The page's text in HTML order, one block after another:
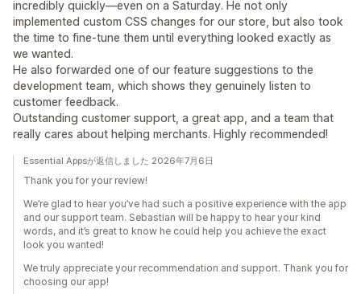
incredibly quickly—even on a Saturday. He not only
implemented custom CSS changes for our store, but also took
the time to fine-tune them until everything looked exactly as
we wanted.
He also forwarded one of our feature suggestions to the
development team, which shows they genuinely listen to
customer feedback.
Outstanding customer support, a great app, and a team that
really cares about helping merchants. Highly recommended!
Essential Appsが返信しました 2026年7月6日
Thank you for your review!
We’re glad to hear you’ve had such a positive experience with the app
and our support team. Sebastian will be happy to hear your kind
words, and it’s great to know he could help you achieve the exact
look you wanted!
We truly appreciate your recommendation and support. Thank you for
choosing our app!